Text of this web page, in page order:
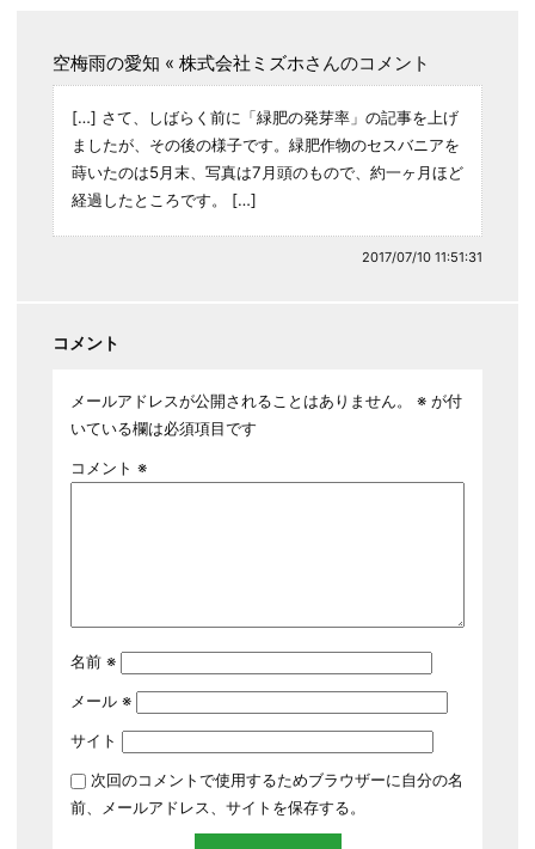
空梅雨の愛知 « 株式会社ミズホさんのコメント
[…] さて、しばらく前に「緑肥の発芽率」の記事を上げ
ましたが、その後の様子です。緑肥作物のセスバニアを
蒔いたのは5月末、写真は7月頭のもので、約一ヶ月ほど
経過したところです。 […]
2017/07/10 11:51:31
コメント
メールアドレスが公開されることはありません。 ※が付
いている欄は必須項目です
コメント ※
名前 ※
メール ※
サイト
次回のコメントで使用するためブラウザーに自分の名
前、メールアドレス、サイトを保存する。